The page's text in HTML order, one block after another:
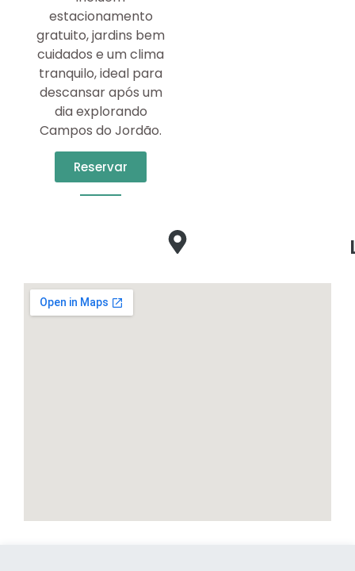
estacionamento
gratuito, jardins bem
cuidados e um clima
tranquilo, ideal para
descansar após um
dia explorando
Campos do Jordão.
Reservar